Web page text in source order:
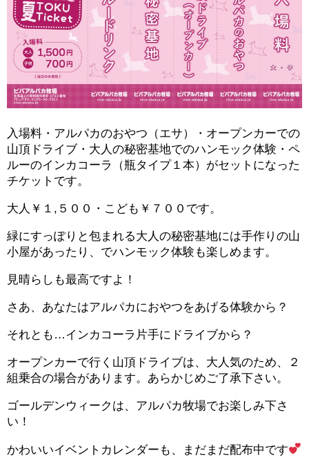
入場料・アルパカのおやつ（エサ）・オープンカーでの
山頂ドライブ・大人の秘密基地でのハンモック体験・ペ
ルーのインカコーラ（瓶タイプ１本）がセットになった
チケットです。
大人￥１,５００・こども￥７００です。
緑にすっぽりと包まれる大人の秘密基地には手作りの山
小屋があったり、でハンモック体験も楽しめます。
見晴らしも最高ですよ！
さあ、あなたはアルパカにおやつをあげる体験から？
それとも…インカコーラ片手にドライブから？
オープンカーで行く山頂ドライブは、大人気のため、２
組乗合の場合があります。あらかじめご了承下さい。
ゴールデンウィークは、アルパカ牧場でお楽しみ下さ
い！
かわいいイベントカレンダーも、まだまだ配布中です